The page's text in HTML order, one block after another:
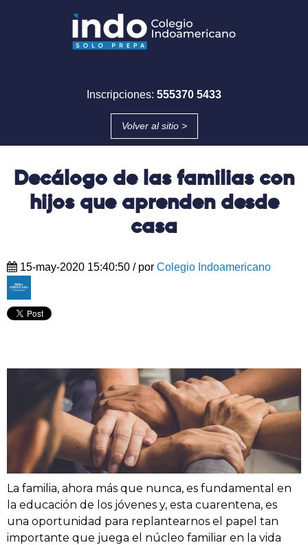
Inscripciones: 555370 5433
Volver al sitio >
Decálogo de las familias con
hijos que aprenden desde
casa
15-may-2020 15:40:50 / por Colegio Indoamericano
La familia, ahora más que nunca, es fundamental en
la educación de los jóvenes y, esta cuarentena, es
una oportunidad para replantearnos el papel tan
importante que juega el núcleo familiar en la vida